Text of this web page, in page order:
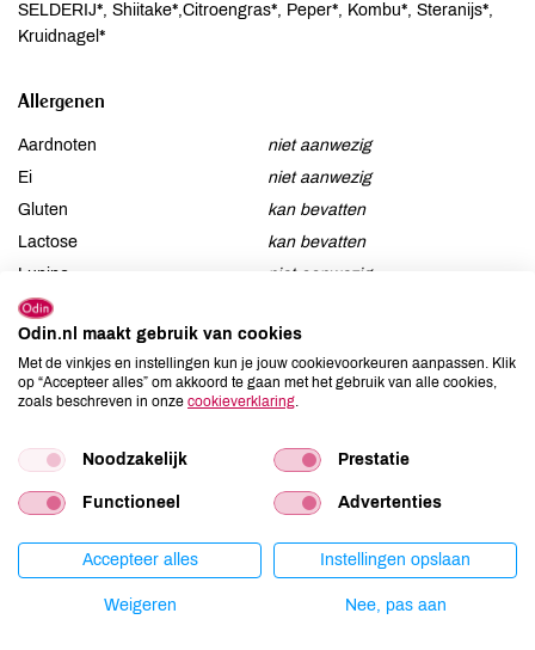
SELDERIJ*, Shiitake*,Citroengras*, Peper*, Kombu*, Steranijs*,
Kruidnagel*
Allergenen
Aardnoten
niet aanwezig
Ei
niet aanwezig
Gluten
kan bevatten
Lactose
kan bevatten
Lupine
niet aanwezig
Mosterd
Noten
niet aanwezig
Schaaldieren
kan bevatten
Selderij
aanwezig
Soja
aanwezig
Vis
kan bevatten
Zwaveldioxide / sulfieten
kan bevatten
Odin.nl maakt gebruik van cookies
Met de vinkjes en instellingen kun je jouw cookievoorkeuren aanpassen. Klik
op “Accepteer alles” om akkoord te gaan met het gebruik van alle cookies,
zoals beschreven in onze cookieverklaring
Noodzakelijk Prestatie
Functioneel Advertenties
Accepteer alles Instellingen opslaan
Weigeren Nee, pas aan